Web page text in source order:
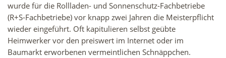
wurde für die Rollladen- und Sonnenschutz-Fachbetriebe
(R+S-Fachbetriebe) vor knapp zwei Jahren die Meisterpflicht
wieder eingeführt. Oft kapitulieren selbst geübte
Heimwerker vor den preiswert im Internet oder im
Baumarkt erworbenen vermeintlichen Schnäppchen.